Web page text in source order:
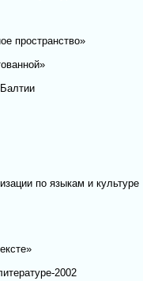
пространство»
по языкам и культуре
2002